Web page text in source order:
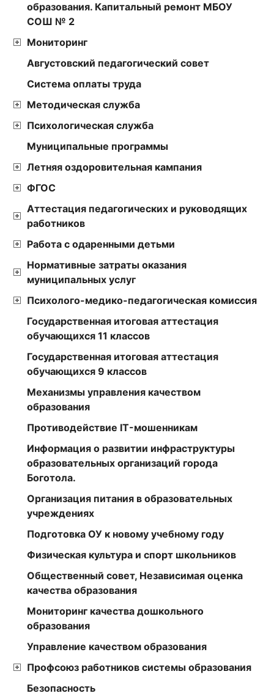
образования. Капитальный ремонт МБОУ
СОШ № 2
Мониторинг
Августовский педагогический совет
Cистема оплаты труда
Методическая служба
Психологическая служба
Муниципальные программы
Летняя оздоровительная кампания
ФГОС
Аттестация педагогических и руководящих
работников
Работа с одаренными детьми
Нормативные затраты оказания
муниципальных услуг
Психолого-медико-педагогическая комиссия
Государственная итоговая аттестация
обучающихся 11 классов
Государственная итоговая аттестация
обучающихся 9 классов
Механизмы управления качеством
образования
Противодействие IT-мошенникам
Информация о развитии инфраструктуры
образовательных организаций города
Боготола.
Организация питания в образовательных
учреждениях
Подготовка ОУ к новому учебному году
Физическая культура и спорт школьников
Общественный совет, Независимая оценка
качества образования
Мониторинг качества дошкольного
образования
Управление качеством образования
Профсоюз работников системы образования
Безопасность